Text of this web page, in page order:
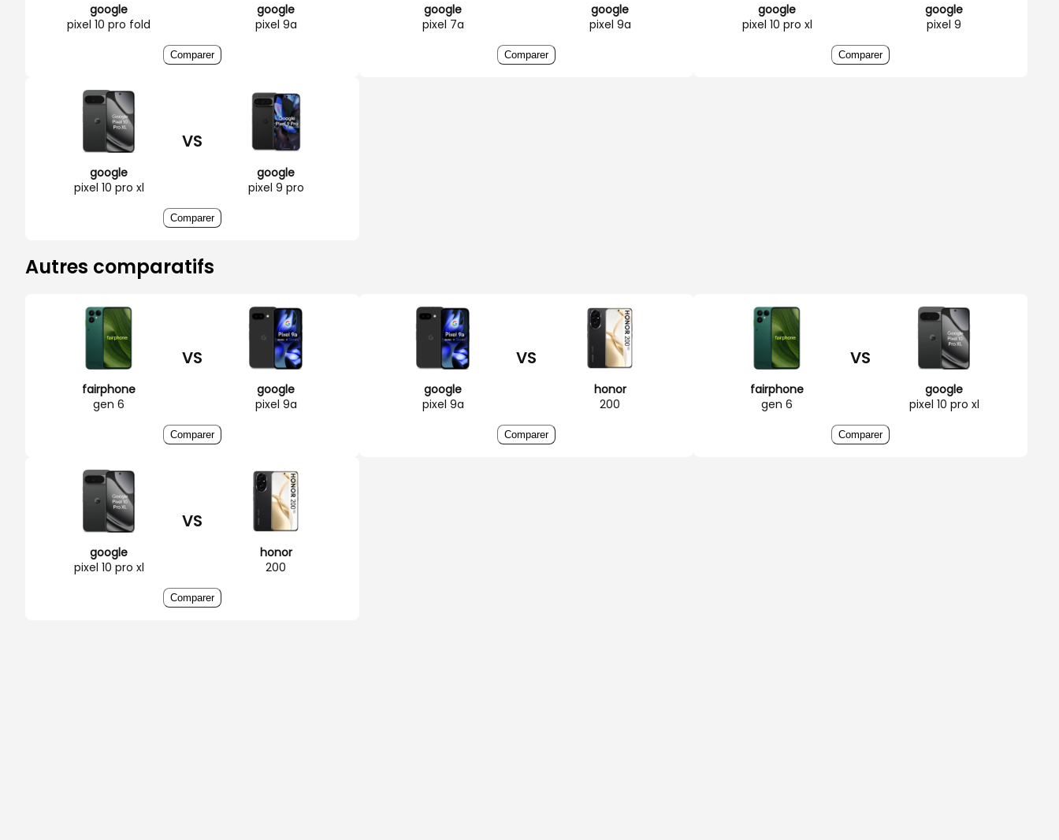
google
pixel 10 pro fold
google
pixel 9a
Comparer
google
pixel 7a
google
pixel 9a
Comparer
google
pixel 10 pro xl
google
pixel 9
Comparer
google
pixel 10 pro xl
VS
google
pixel 9 pro
Comparer
Autres comparatifs
fairphone
gen 6
VS
google
pixel 9a
Comparer
google
pixel 9a
VS
honor
200
Comparer
fairphone
gen 6
VS
google
pixel 10 pro xl
Comparer
google
pixel 10 pro xl
VS
honor
200
Comparer